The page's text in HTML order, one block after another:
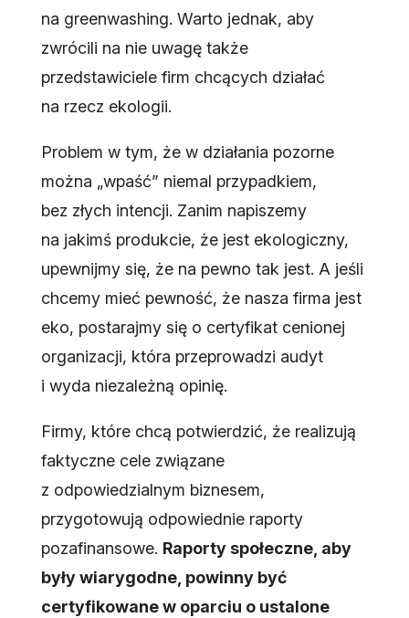
na greenwashing. Warto jednak, aby
zwrócili na nie uwagę także
przedstawiciele firm chcących działać
na rzecz ekologii.
Problem w tym, że w działania pozorne
można „wpaść” niemal przypadkiem,
bez złych intencji. Zanim napiszemy
na jakimś produkcie, że jest ekologiczny,
upewnijmy się, że na pewno tak jest. A jeśli
chcemy mieć pewność, że nasza firma jest
eko, postarajmy się o certyfikat cenionej
organizacji, która przeprowadzi audyt
i wyda niezależną opinię.
Firmy, które chcą potwierdzić, że realizują
faktyczne cele związane
z odpowiedzialnym biznesem,
przygotowują odpowiednie raporty
pozafinansowe. Raporty społeczne, aby
były wiarygodne, powinny być
certyfikowane w oparciu o ustalone